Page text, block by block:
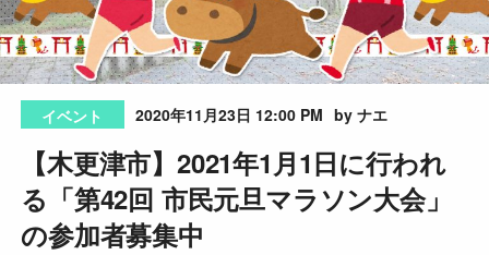
イベント 2020年11月23日 12:00 PM by ナエ
【木更津市】2021年1月1日に行われ
る「第42回 市民元旦マラソン大会」
の参加者募集中